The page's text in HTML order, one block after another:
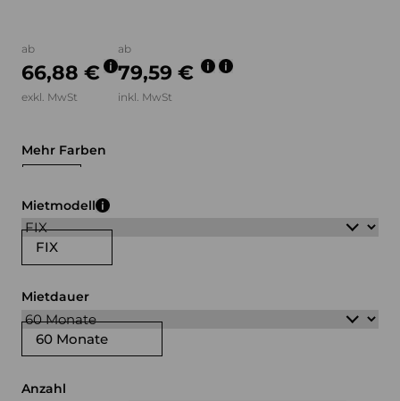
ab
66,88 €
exkl. MwSt
ab
79,59 €
inkl. MwSt
Mehr Farben
FIX
Mietmodell
60 Monate
Mietdauer
Anzahl